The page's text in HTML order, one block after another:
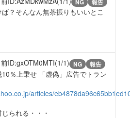
NG 報告
？そんなん無茶振りもいいとこ
ID:gxOTM0MTI(1/1) NG 報告
％上乗せ 「虚偽」広告でトラン
articles/
られる・・・